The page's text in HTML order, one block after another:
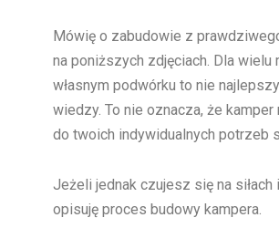
Mówię o zabudowie z
na poniższych zdjęciach. Dla wielu
własnym podwórku to nie
wiedzy. To nie oznacza, że
do twoich indywidualnych potrzeb
Jeżeli jednak czujesz się na
opisuję proces budowy kampera.